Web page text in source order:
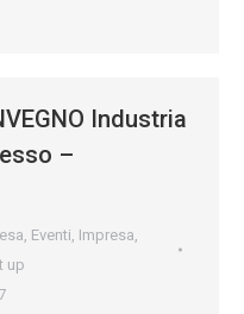
Industria
–
, Eventi, Impresa,
up